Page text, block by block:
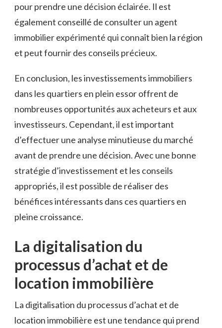
pour prendre une décision éclairée. Il est
également conseillé de consulter un agent
immobilier expérimenté qui connaît bien la région
et peut fournir des conseils précieux.
En conclusion, les investissements immobiliers
dans les quartiers en plein essor offrent de
nombreuses opportunités aux acheteurs et aux
investisseurs. Cependant, il est important
d’effectuer une analyse minutieuse du marché
avant de prendre une décision. Avec une bonne
stratégie d’investissement et les conseils
appropriés, il est possible de réaliser des
bénéfices intéressants dans ces quartiers en
pleine croissance.
La digitalisation du
processus d’achat et de
location immobilière
La digitalisation du processus d’achat et de
location immobilière est une tendance qui prend